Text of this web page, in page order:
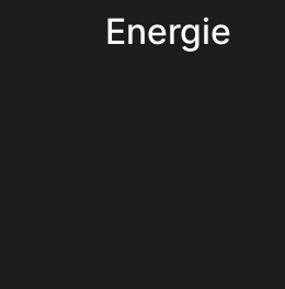
Energie